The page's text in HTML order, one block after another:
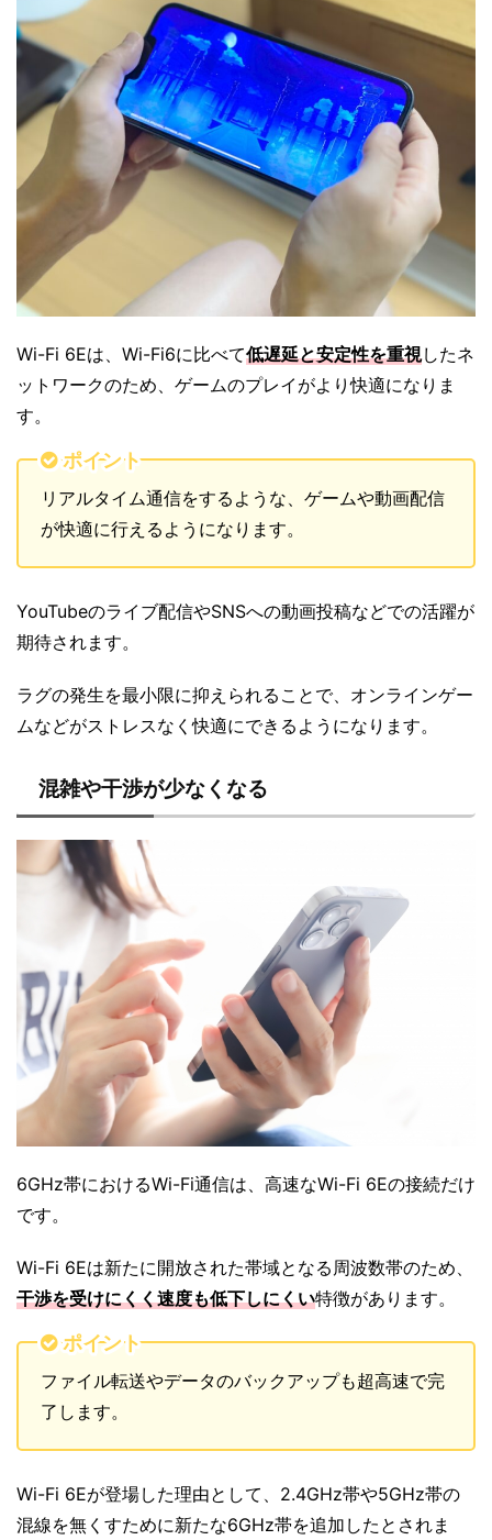
Wi-Fi 6Eは、Wi-Fi6に比べて低遅延と安定性を重視したネ
ットワークのため、ゲームのプレイがより快適になりま
す。
ポイント
リアルタイム通信をするような、ゲームや動画配信
が快適に行えるようになります。
YouTubeのライブ配信やSNSへの動画投稿などでの活躍が
期待されます。
ラグの発生を最小限に抑えられることで、オンラインゲー
ムなどがストレスなく快適にできるようになります。
混雑や干渉が少なくなる
6GHz帯におけるWi-Fi通信は、高速なWi-Fi 6Eの接続だけ
です。
Wi-Fi 6Eは新たに開放された帯域となる周波数帯のため、
干渉を受けにくく速度も低下しにくい特徴があります。
ポイント
ファイル転送やデータのバックアップも超高速で完
了します。
Wi-Fi 6Eが登場した理由として、2.4GHz帯や5GHz帯の
混線を無くすために新たな6GHz帯を追加したとされま